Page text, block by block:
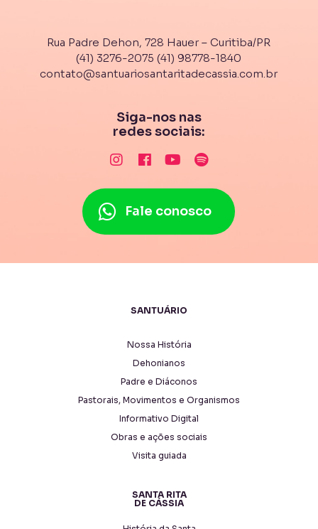
Rua Padre Dehon, 728 Hauer – Curitiba/PR
(41) 3276-2075 (41) 98778-1840
contato@santuariosantaritadecassia.com.br
Siga-nos nas
redes sociais:
Fale conosco
SANTUÁRIO
Nossa História
Dehonianos
Padre e Diáconos
Pastorais, Movimentos e Organismos
Informativo Digital
Obras e ações sociais
Visita guiada
SANTA RITA
DE CÁSSIA